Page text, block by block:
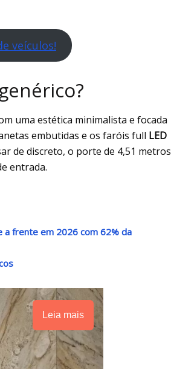
veículos!
uma estética minimalista e focada
embutidas e os faróis full LED
de discreto, o porte de 4,51 metros
entrada.
a frente em 2026 com 62% da
Leia mais